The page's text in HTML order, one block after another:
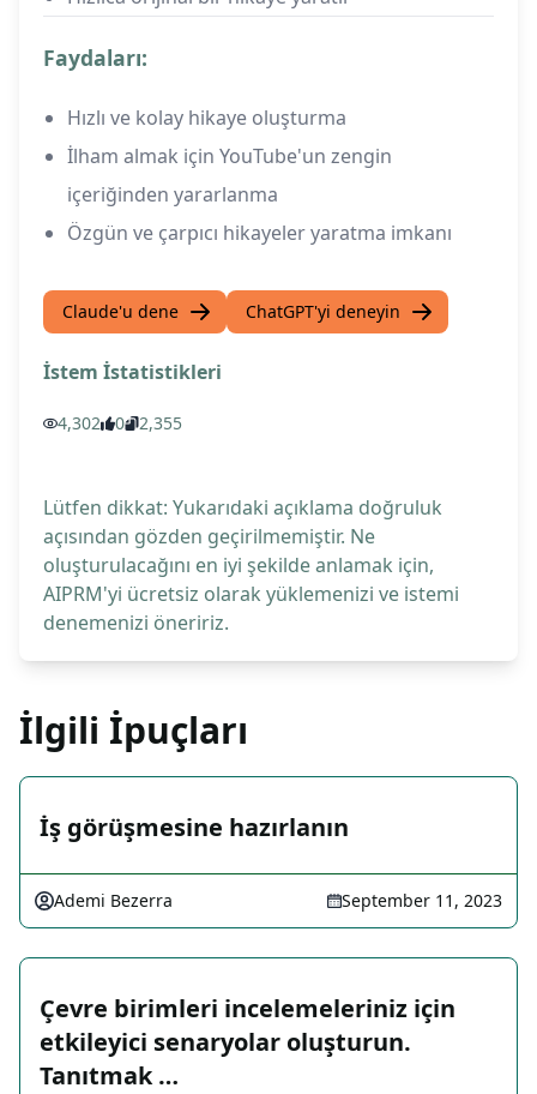
Faydaları:
Hızlı ve kolay hikaye oluşturma
İlham almak için YouTube'un zengin
içeriğinden yararlanma
Özgün ve çarpıcı hikayeler yaratma imkanı
Claude'u dene ChatGPT'yi deneyin
İstem İstatistikleri
4,302 0 2,355
Lütfen dikkat: Yukarıdaki açıklama doğruluk
açısından gözden geçirilmemiştir. Ne
oluşturulacağını en iyi şekilde anlamak için,
AIPRM'yi ücretsiz olarak yüklemenizi ve istemi
denemenizi öneririz.
İlgili İpuçları
İş görüşmesine hazırlanın
Ademi Bezerra September 11, 2023
Çevre birimleri incelemeleriniz için
etkileyici senaryolar oluşturun.
Tanıtmak …